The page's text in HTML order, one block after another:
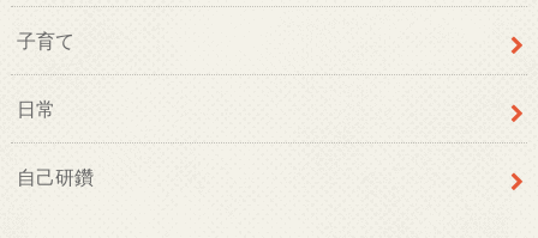
子育て
日常
自己研鑽